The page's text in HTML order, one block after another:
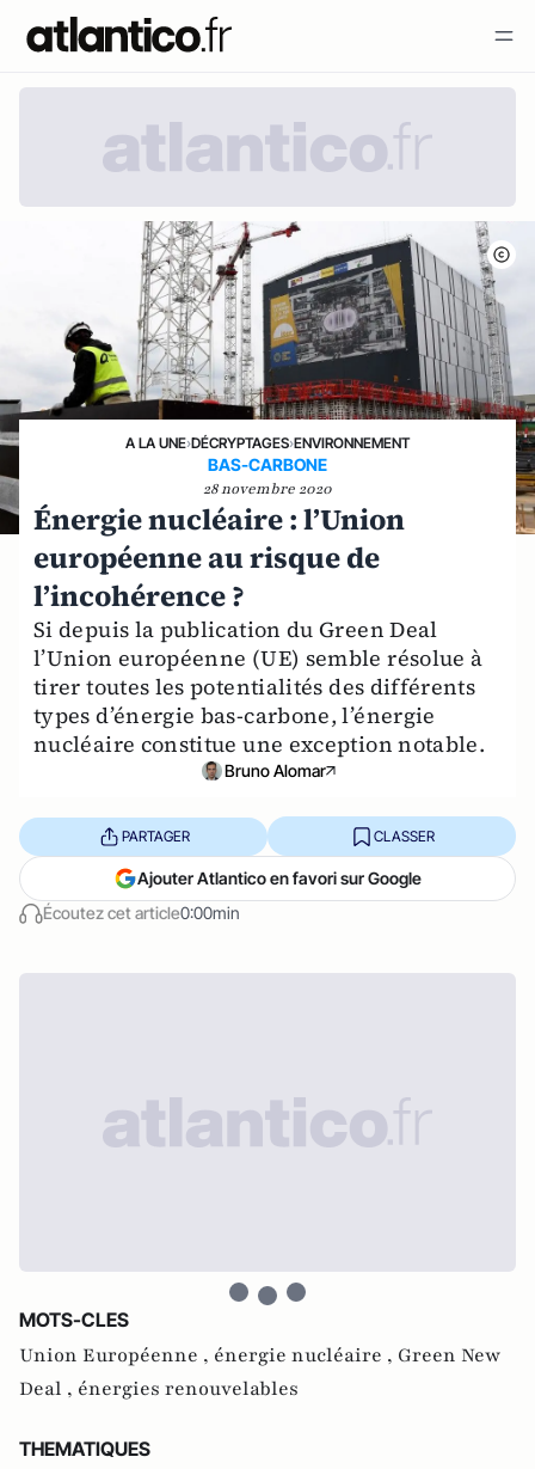
A LA UNE›DÉCRYPTAGES›ENVIRONNEMENT
BAS-CARBONE
28 novembre 2020
Énergie nucléaire : l’Union
européenne au risque de
l’incohérence ?
Si depuis la publication du Green Deal
l’Union européenne (UE) semble résolue à
tirer toutes les potentialités des différents
types d’énergie bas-carbone, l’énergie
nucléaire constitue une exception notable.
Bruno Alomar
Écoutez cet article0:00min
PARTAGER CLASSER
Ajouter Atlantico en favori sur Google
MOTS-CLES
Union Européenne , énergie nucléaire , Green New
Deal , énergies renouvelables
THEMATIQUES